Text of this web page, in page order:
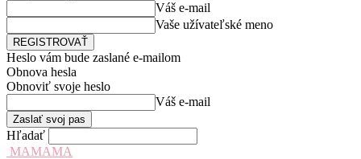
Váš e-mail
Vaše užívateľské meno
Heslo vám bude zaslané e-mailom
Obnova hesla
Obnoviť svoje heslo
Váš e-mail
Hľadať
MAMAMA